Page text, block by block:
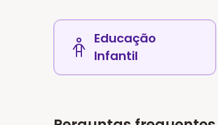
Educação
Infantil